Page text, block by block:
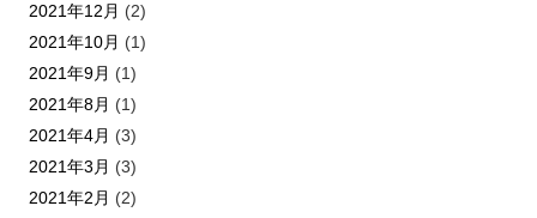
2021年12月 (2)
2021年10月 (1)
2021年9月 (1)
2021年8月 (1)
2021年4月 (3)
2021年3月 (3)
2021年2月 (2)